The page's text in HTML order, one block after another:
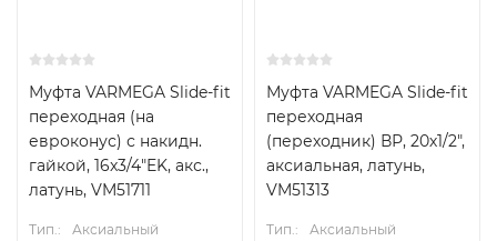
Муфта VARMEGA Slide-fit
переходная (на
евроконус) с накидн.
гайкой, 16x3/4"EK, акс.,
латунь, VM51711
Тип.:
Аксиальный
Муфта VARMEGA Slide-fit
переходная
(переходник) ВР, 20х1/2",
аксиальная, латунь,
VM51313
Тип.:
Аксиальный